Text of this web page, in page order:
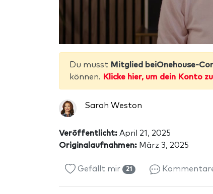
Du musst Mitglied beiOnehouse-
können. Klicke hier, um dein Konto
Sarah Weston
Veröffentlicht: April 21, 2025
Originalaufnahmen: März 3, 2025
Gefällt mir 21